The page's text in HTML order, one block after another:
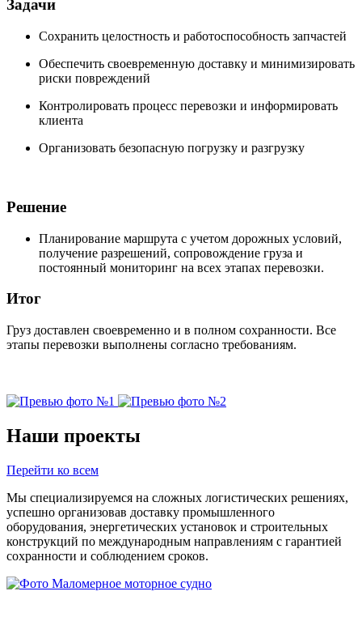
Задачи
Сохранить целостность и работоспособность запчастей
Обеспечить своевременную доставку и минимизировать
риски повреждений
Контролировать процесс перевозки и информировать
клиента
Организовать безопасную погрузку и разгрузку
Решение
Планирование маршрута с учетом дорожных условий,
получение разрешений, сопровождение груза и
постоянный мониторинг на всех этапах перевозки.
Итог
Груз доставлен своевременно и в полном сохранности. Все
этапы перевозки выполнены согласно требованиям.
Наши проекты
Перейти ко всем
Мы специализируемся на сложных логистических решениях,
успешно организовав доставку промышленного
оборудования, энергетических установок и строительных
конструкций по международным направлениям с гарантией
сохранности и соблюдением сроков.